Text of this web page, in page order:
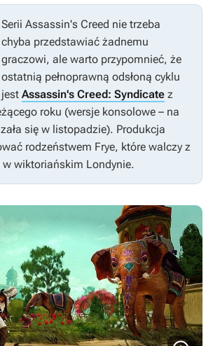
Serii Assassin's Creed nie trzeba
chyba przedstawiać żadnemu
graczowi, ale warto przypomnieć, że
ostatnią pełnoprawną odsłoną cyklu
jest Assassin's Creed: Syndicate z
roku (wersje konsolowe – na
się w listopadzie). Produkcja
rodzeństwem Frye, które walczy z
wiktoriańskim Londynie.